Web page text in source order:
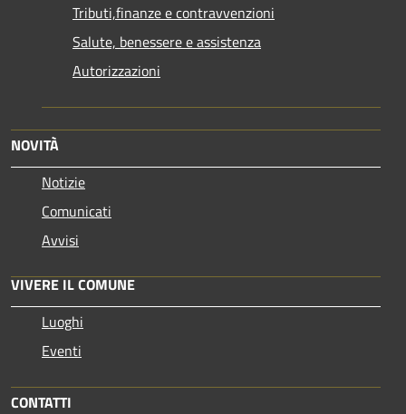
Tributi,finanze e contravvenzioni
Salute, benessere e assistenza
Autorizzazioni
NOVITÀ
Notizie
Comunicati
Avvisi
VIVERE IL COMUNE
Luoghi
Eventi
CONTATTI